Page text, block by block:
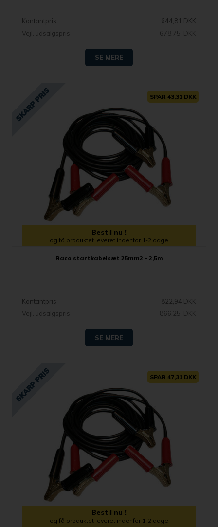
Kontantpris
644,81 DKK
Vejl. udsalgspris
678,75 DKK
SE MERE
SPAR 43,31 DKK
Bestil nu !
og få produktet leveret indenfor 1-2 dage
Raco startkabelsæt 25mm2 - 2,5m
Kontantpris
822,94 DKK
Vejl. udsalgspris
866,25 DKK
SE MERE
SPAR 47,31 DKK
Bestil nu !
og få produktet leveret indenfor 1-2 dage